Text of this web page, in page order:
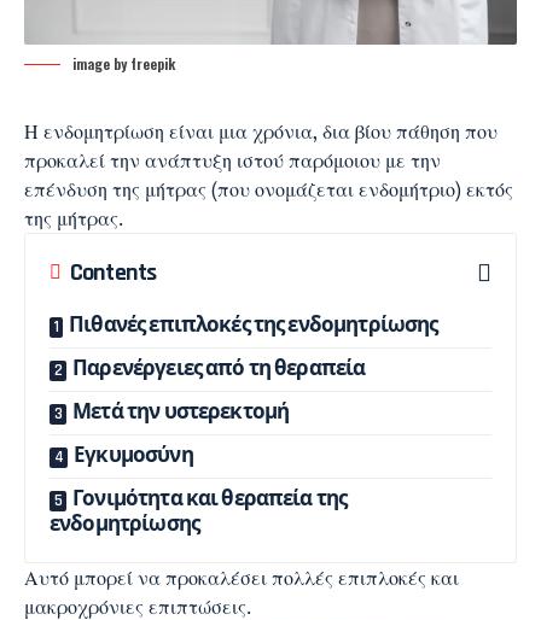
image by freepik
Η ενδομητρίωση είναι μια χρόνια, δια βίου πάθηση που
προκαλεί την ανάπτυξη ιστού παρόμοιου με την
επένδυση της μήτρας (που ονομάζεται ενδομήτριο) εκτός
της μήτρας.
Contents
Πιθανές επιπλοκές της ενδομητρίωσης
Παρενέργειες από τη θεραπεία
Μετά την υστερεκτομή
Εγκυμοσύνη
Γονιμότητα και θεραπεία της
ενδομητρίωσης
Αυτό μπορεί να προκαλέσει πολλές επιπλοκές και
μακροχρόνιες επιπτώσεις.